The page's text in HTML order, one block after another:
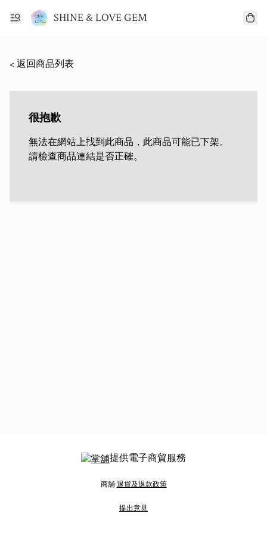
SHINE & LOVE GEM
< 返回商品列表
很抱歉
無法在網站上找到此商品，此商品可能已下架。
請檢查商品連結是否正確。
提供電子商貿服務
商舖 退貨及退款政策
提出意見